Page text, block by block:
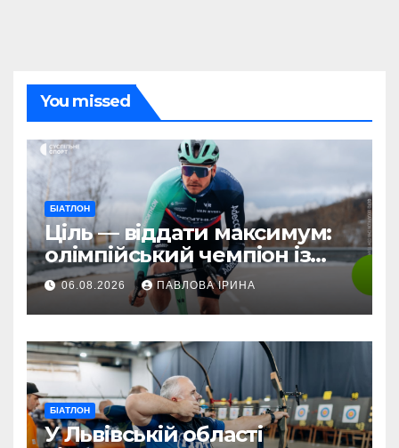
You missed
БІАТЛОН
Ціль — віддати максимум:
олімпійський чемпіон із
біатлону Жаклен стартує у
дебютній професійній
велогонці
06.08.2026 ПАВЛОВА ІРИНА
БІАТЛОН
У Львівській області